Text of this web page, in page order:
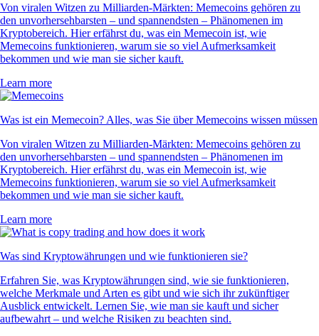
Von viralen Witzen zu Milliarden-Märkten: Memecoins gehören zu
den unvorhersehbarsten – und spannendsten – Phänomenen im
Kryptobereich. Hier erfährst du, was ein Memecoin ist, wie
Memecoins funktionieren, warum sie so viel Aufmerksamkeit
bekommen und wie man sie sicher kauft.
Learn more
Was ist ein Memecoin? Alles, was Sie über Memecoins wissen müssen
Von viralen Witzen zu Milliarden-Märkten: Memecoins gehören zu
den unvorhersehbarsten – und spannendsten – Phänomenen im
Kryptobereich. Hier erfährst du, was ein Memecoin ist, wie
Memecoins funktionieren, warum sie so viel Aufmerksamkeit
bekommen und wie man sie sicher kauft.
Learn more
Was sind Kryptowährungen und wie funktionieren sie?
Erfahren Sie, was Kryptowährungen sind, wie sie funktionieren,
welche Merkmale und Arten es gibt und wie sich ihr zukünftiger
Ausblick entwickelt. Lernen Sie, wie man sie kauft und sicher
aufbewahrt – und welche Risiken zu beachten sind.